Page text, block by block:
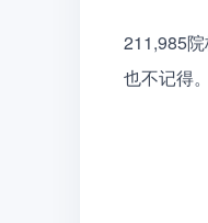
211,985
也不记得